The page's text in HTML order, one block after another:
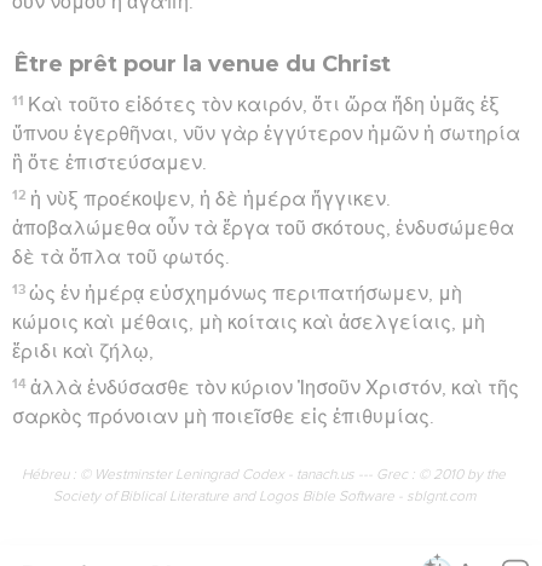
Être prêt pour la venue du Christ
11 Καὶ τοῦτο εἰδότες τὸν καιρόν, ὅτι ὥρα ἤδη ὑμᾶς ἐξ
ὕπνου ἐγερθῆναι, νῦν γὰρ ἐγγύτερον ἡμῶν ἡ σωτηρία
ἢ ὅτε ἐπιστεύσαμεν.
12 ἡ νὺξ προέκοψεν, ἡ δὲ ἡμέρα ἤγγικεν.
ἀποβαλώμεθα οὖν τὰ ἔργα τοῦ σκότους, ἐνδυσώμεθα
δὲ τὰ ὅπλα τοῦ φωτός.
13 ὡς ἐν ἡμέρᾳ εὐσχημόνως περιπατήσωμεν, μὴ
κώμοις καὶ μέθαις, μὴ κοίταις καὶ ἀσελγείαις, μὴ
ἔριδι καὶ ζήλῳ,
14 ἀλλὰ ἐνδύσασθε τὸν κύριον Ἰησοῦν Χριστόν, καὶ τῆς
σαρκὸς πρόνοιαν μὴ ποιεῖσθε εἰς ἐπιθυμίας.
Hébreu : © Westminster Leningrad Codex - tanach.us --- Grec : © 2010 by the
Society of Biblical Literature and Logos Bible Software - sblgnt.com